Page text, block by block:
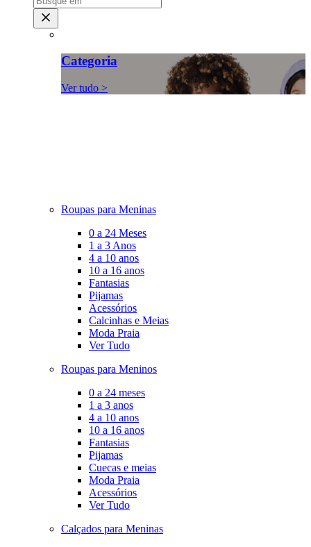
Categoria
Ver tudo >
Roupas para Meninas
0 a 24 Meses
1 a 3 Anos
4 a 10 anos
10 a 16 anos
Fantasias
Pijamas
Acessórios
Calcinhas e Meias
Moda Praia
Ver Tudo
Roupas para Meninos
0 a 24 meses
1 a 3 anos
4 a 10 anos
10 a 16 anos
Fantasias
Pijamas
Cuecas e meias
Moda Praia
Acessórios
Ver Tudo
Calçados para Meninas